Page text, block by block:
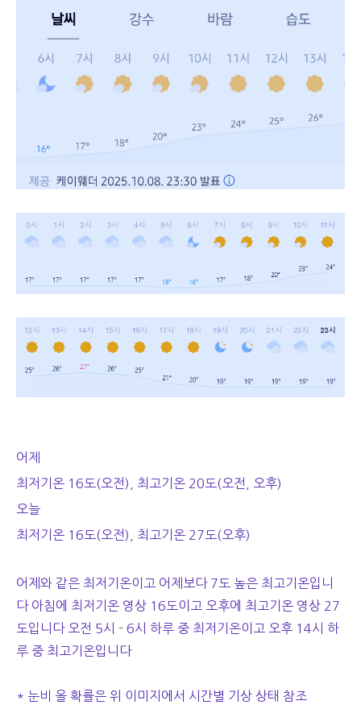
어제
최저기온 16도(오전), 최고기온 20도(오전, 오후)
오늘
최저기온 16도(오전), 최고기온 27도(오후)
어제와 같은 최저기온이고 어제보다 7도 높은 최고기온입니
다 아침에 최저기온 영상 16도이고 오후에 최고기온 영상 27
도입니다 오전 5시 - 6시 하루 중 최저기온이고 오후 14시 하
루 중 최고기온입니다
* 눈비 올 확률은 위 이미지에서 시간별 기상 상태 참조